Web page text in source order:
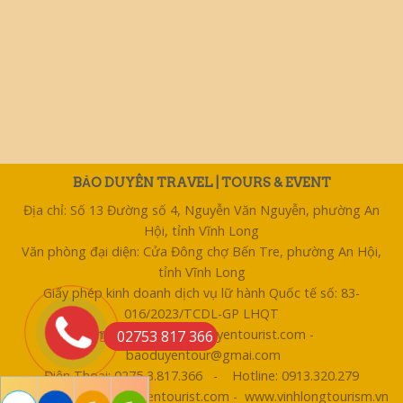
BẢO DUYÊN TRAVEL | TOURS & EVENT
Địa chỉ: Số 13 Đường số 4, Nguyễn Văn Nguyễn, phường An
Hội, tỉnh Vĩnh Long
Văn phòng đại diện: Cửa Đông chợ Bến Tre, phường An Hội,
tỉnh Vĩnh Long
Giấy phép kinh doanh dịch vụ lữ hành Quốc tế số: 83-
016/2023/TCDL-GP LHQT
Email: bentre@baoduyentourist.com -
baoduyentour@gmai.com
Điện Thoại: 0275 3.817.366 - Hotline: 0913.320.279
Website: www.baoduyentourist.com - www.vinhlongtourism.vn
02753 817 366